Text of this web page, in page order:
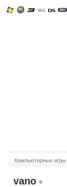
Компьютерные игры
vano